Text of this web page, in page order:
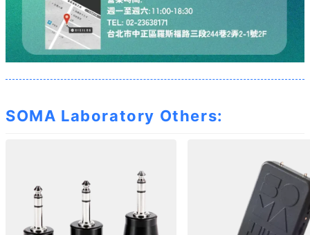
SOMA Laboratory Others: